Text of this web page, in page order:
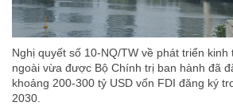
Nghị quyết số 10-NQ/TW về phát triển
ngoài vừa được Bộ Chính trị ban hành đã
khoảng 200-300 tỷ USD vốn FDI đăng ký
2030.